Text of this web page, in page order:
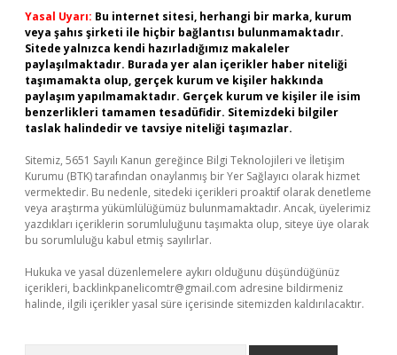
Yasal Uyarı: Bu internet sitesi, herhangi bir marka, kurum
veya şahıs şirketi ile hiçbir bağlantısı bulunmamaktadır.
Sitede yalnızca kendi hazırladığımız makaleler
paylaşılmaktadır. Burada yer alan içerikler haber niteliği
taşımamakta olup, gerçek kurum ve kişiler hakkında
paylaşım yapılmamaktadır. Gerçek kurum ve kişiler ile isim
benzerlikleri tamamen tesadüfidir. Sitemizdeki bilgiler
taslak halindedir ve tavsiye niteliği taşımazlar.
Sitemiz, 5651 Sayılı Kanun gereğince Bilgi Teknolojileri ve İletişim
Kurumu (BTK) tarafından onaylanmış bir Yer Sağlayıcı olarak hizmet
vermektedir. Bu nedenle, sitedeki içerikleri proaktif olarak denetleme
veya araştırma yükümlülüğümüz bulunmamaktadır. Ancak, üyelerimiz
yazdıkları içeriklerin sorumluluğunu taşımakta olup, siteye üye olarak
bu sorumluluğu kabul etmiş sayılırlar.
Hukuka ve yasal düzenlemelere aykırı olduğunu düşündüğünüz
içerikleri, backlinkpanelicomtr@gmail.com adresine bildirmeniz
halinde, ilgili içerikler yasal süre içerisinde sitemizden kaldırılacaktır.